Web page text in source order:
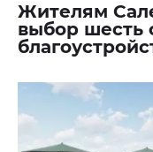
Жителям
выбор шесть